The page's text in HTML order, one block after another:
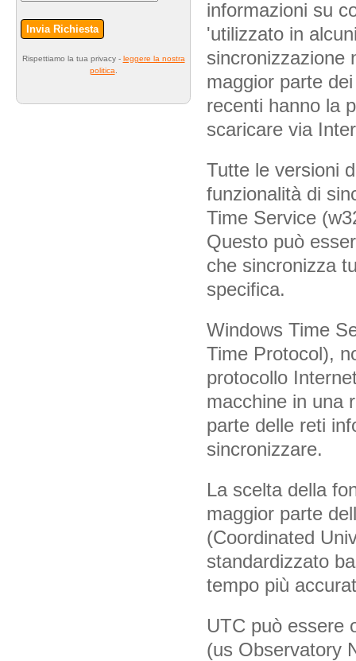
informazioni su
'utilizzato in
sincronizzazione
maggior parte
recenti hanno la
scaricare via
Tutte le versioni
funzionalità di
Time Service
Questo può
che sincronizza
specifica.
Windows Time
Time Protocol),
protocollo
macchine in una
parte delle reti
sincronizzare.
La scelta della
maggior parte
(Coordinated
standardizzato
tempo più
UTC può essere
(us Observatory
Invia Richiesta
Rispettiamo la tua privacy - leggere la nostra
politica.